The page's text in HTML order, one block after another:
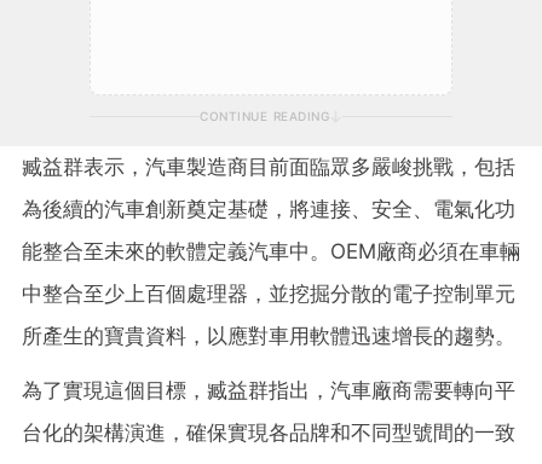
CONTINUE READING
臧益群表示，汽車製造商目前面臨眾多嚴峻挑戰，包括
為後續的汽車創新奠定基礎，將連接、安全、電氣化功
能整合至未來的軟體定義汽車中。OEM廠商必須在車輛
中整合至少上百個處理器，並挖掘分散的電子控制單元
所產生的寶貴資料，以應對車用軟體迅速增長的趨勢。
為了實現這個目標，臧益群指出，汽車廠商需要轉向平
台化的架構演進，確保實現各品牌和不同型號間的一致